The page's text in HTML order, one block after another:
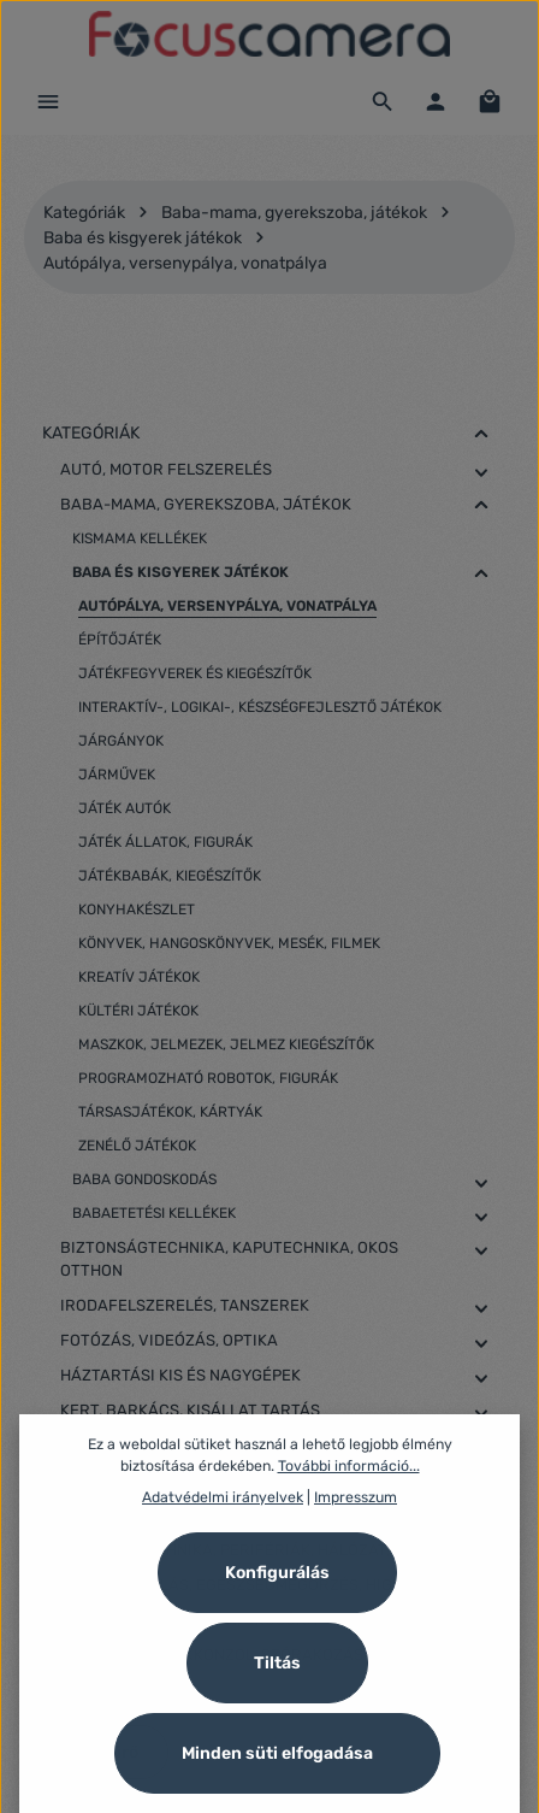
Ugrás a fő tartalomra
Kategóriák
Baba-mama, gyerekszoba, játékok
Baba és kisgyerek játékok
Autópálya, versenypálya, vonatpálya
KATEGÓRIÁK
AUTÓ, MOTOR FELSZERELÉS
BABA-MAMA, GYEREKSZOBA, JÁTÉKOK
KISMAMA KELLÉKEK
BABA ÉS KISGYEREK JÁTÉKOK
AUTÓPÁLYA, VERSENYPÁLYA, VONATPÁLYA
ÉPÍTŐJÁTÉK
JÁTÉKFEGYVEREK ÉS KIEGÉSZÍTŐK
INTERAKTÍV-, LOGIKAI-, KÉSZSÉGFEJLESZTŐ JÁTÉKOK
JÁRGÁNYOK
JÁRMŰVEK
JÁTÉK AUTÓK
JÁTÉK ÁLLATOK, FIGURÁK
JÁTÉKBABÁK, KIEGÉSZÍTŐK
KONYHAKÉSZLET
KÖNYVEK, HANGOSKÖNYVEK, MESÉK, FILMEK
KREATÍV JÁTÉKOK
KÜLTÉRI JÁTÉKOK
MASZKOK, JELMEZEK, JELMEZ KIEGÉSZÍTŐK
PROGRAMOZHATÓ ROBOTOK, FIGURÁK
TÁRSASJÁTÉKOK, KÁRTYÁK
ZENÉLŐ JÁTÉKOK
BABA GONDOSKODÁS
BABAETETÉSI KELLÉKEK
BIZTONSÁGTECHNIKA, KAPUTECHNIKA, OKOS
OTTHON
IRODAFELSZERELÉS, TANSZEREK
FOTÓZÁS, VIDEÓZÁS, OPTIKA
HÁZTARTÁSI KIS ÉS NAGYGÉPEK
KERT, BARKÁCS, KISÁLLAT TARTÁS
LAPTOPOK, ASZTALI SZÁMÍTÓGÉPEK, SZERVEREK
SZÁMÍTÁSTECHNIKA, PERIFÉRIÁK, HÁLÓZAT, UPS
SZÉPSÉGÁPOLÁS, EGÉSZSÉGMEGŐRZÉS, HIGIÉNIA
TABLET, MOBILTELEFON, OKOSÓRA
TELEVÍZIÓ, JÁTÉKKONZOL, SZÓRAKOZÁS
Szűrő
Ez a weboldal sütiket használ a lehető legjobb élmény
biztosítása érdekében. További információ...
Adatvédelmi irányelvek
Impresszum
Tiltás
Konfigurálás
Minden süti elfogadása